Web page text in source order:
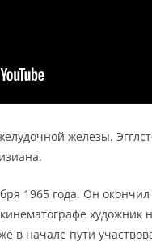
железы.
1965 года. Он
художник
в начале пути